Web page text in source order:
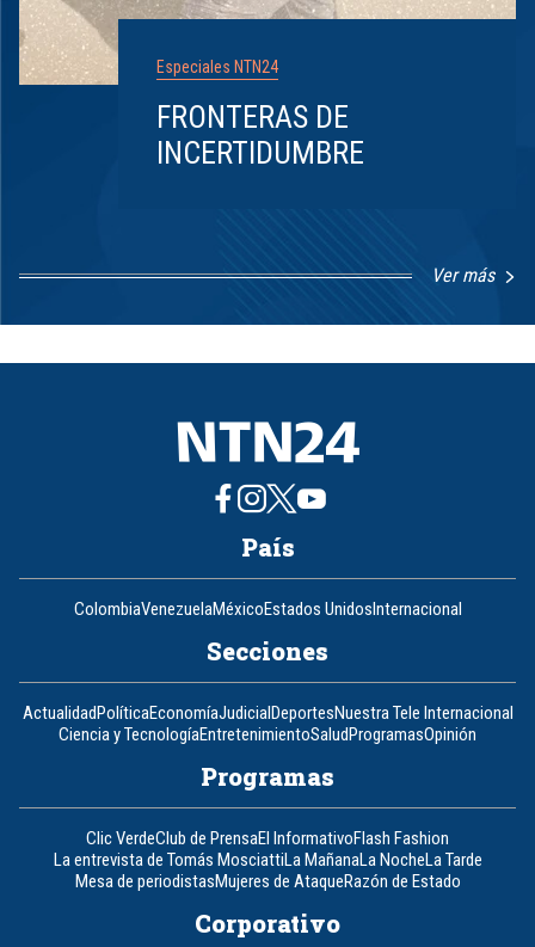
Especiales NTN24
FRONTERAS DE
INCERTIDUMBRE
Ver más
1
8
País
ColombiaVenezuelaMéxicoEstados UnidosInternacional
Secciones
ActualidadPolíticaEconomíaJudicialDeportesNuestra Tele Internacional
Ciencia y TecnologíaEntretenimientoSaludProgramasOpinión
Programas
Clic VerdeClub de PrensaEl InformativoFlash Fashion
La entrevista de Tomás MosciattiLa MañanaLa NocheLa Tarde
Mesa de periodistasMujeres de AtaqueRazón de Estado
Corporativo